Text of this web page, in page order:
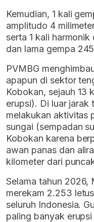
Kemudian, 1 kali
amplitudo 4
serta 1 kali
dan lama gempa
PVMBG
apapun di sektor
Kobokan, sejauh 13
erupsi). Di luar jarak
melakukan aktivitas
sungai (sempadan
Kobokan karena
awan panas dan
kilometer dari
Selama tahun 2026,
merekam 2.253
seluruh Indonesia.
paling banyak erupsi